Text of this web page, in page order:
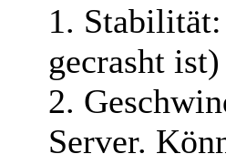
1.
gecrasht ist)
2.
Server.